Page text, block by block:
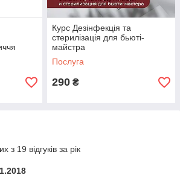
Курс Дезінфекція та
стерилізація для бьюті-
майстра
Послуга
290 ₴
з 19 відгуків за рік